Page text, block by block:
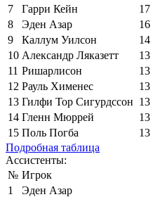
7
Гарри Кейн
17
8
Эден Азар
16
9
Каллум Уилсон
14
10 Александр Ляказетт
13
11 Ришарлисон
13
12 Рауль Хименес
13
13 Гилфи Тор Сигурдссон 13
14 Гленн Мюррей
13
15 Поль Погба
13
Подробная таблица
Ассистенты:
№ Игрок
1
Эден Азар